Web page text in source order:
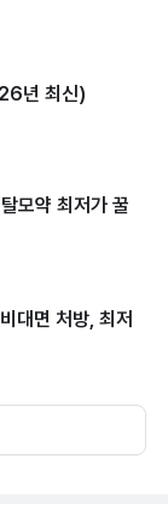
년 최신)
모약 최저가 꿀
대면 처방, 최저